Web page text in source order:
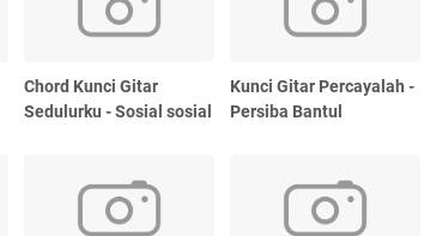
Chord Kunci Gitar
Sedulurku - Sosial sosial
Kunci Gitar Percayalah -
Persiba Bantul